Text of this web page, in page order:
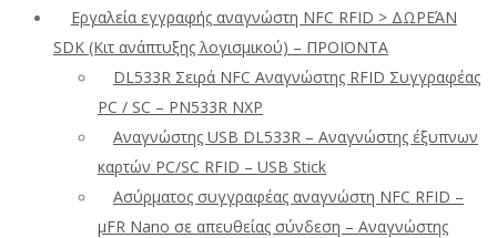
Εργαλεία εγγραφής αναγνώστη NFC RFID > ΔΩΡΕΆΝ
SDK (Κιτ ανάπτυξης λογισμικού) – ΠΡΟΪΟΝΤΑ
DL533R Σειρά NFC Αναγνώστης RFID Συγγραφέας
PC / SC – PN533R NXP
Αναγνώστης USB DL533R – Αναγνώστης έξυπνων
καρτών PC/SC RFID – USB Stick
Ασύρματος συγγραφέας αναγνώστη NFC RFID –
μFR Nano σε απευθείας σύνδεση – Αναγνώστης